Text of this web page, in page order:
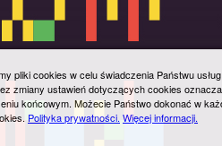
pliki cookies w celu świadczenia Państwu
zmiany ustawień dotyczących cookies
końcowym. Możecie Państwo dokonać w
Polityka prywatności. Więcej informacji.